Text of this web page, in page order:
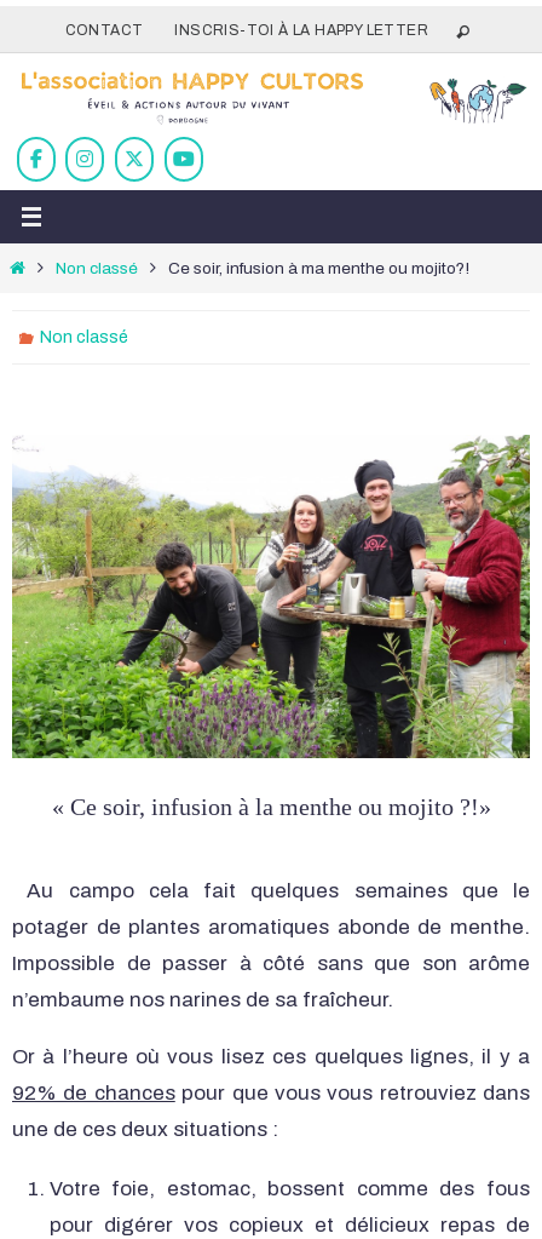
vers
contenu
CONTACT INSCRIS-TOI À LA HAPPY LETTER
HomeNon classé Ce soir, infusion à ma menthe ou mojito?!
Non classé
« Ce soir, infusion à la menthe ou mojito ?!»
Au campo cela fait quelques semaines que le
potager de plantes aromatiques abonde de menthe.
Impossible de passer à côté sans que son arôme
n’embaume nos narines de sa fraîcheur.
Or à l’heure où vous lisez ces quelques lignes, il y a
92% de chancespour que vous vous retrouviez dans
une de ces deux situations :
Votre foie, estomac, bossent comme des fous
pour digérer vos copieux et délicieux repas de